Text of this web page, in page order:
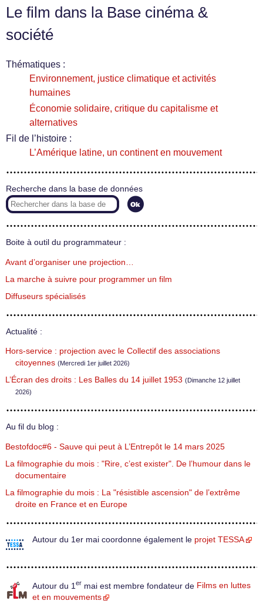
Le film dans la Base cinéma &
société
Thématiques :
Environnement, justice climatique et activités
humaines
Économie solidaire, critique du capitalisme et
alternatives
Fil de l’histoire :
L’Amérique latine, un continent en mouvement
Recherche dans la base de données
Boite à outil du programmateur :
Avant d’organiser une projection…
La marche à suivre pour programmer un film
Diffuseurs spécialisés
Actualité :
Hors-service : projection avec le Collectif des associations
citoyennes (Mercredi 1er juillet 2026)
L’Écran des droits : Les Balles du 14 juillet 1953 (Dimanche 12 juillet
2026)
Au fil du blog :
Bestofdoc#6 - Sauve qui peut à L’Entrepôt le 14 mars 2025
La filmographie du mois : "Rire, c’est exister". De l’humour dans le
documentaire
La filmographie du mois : La "résistible ascension" de l’extrême
droite en France et en Europe
Autour du 1er mai coordonne également le projet TESSA
Autour du 1 er mai est membre fondateur de Films en luttes
et en mouvements